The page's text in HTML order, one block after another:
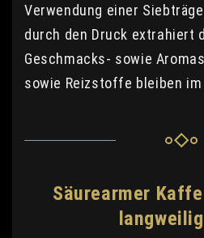
Verwendung einer
durch den Druck extrahiert
Geschmacks- sowie
sowie Reizstoffe bleiben
Säurearmer